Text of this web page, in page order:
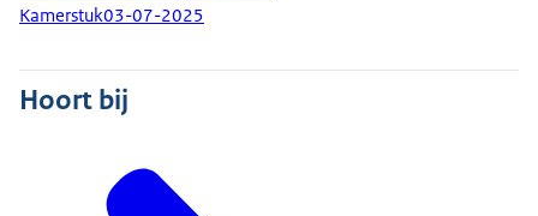
Kamerstuk03-07-2025
Hoort bij